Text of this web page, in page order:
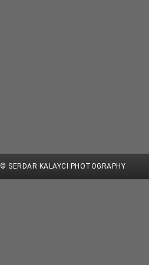
© SERDAR KALAYCI PHOTOGRAPHY